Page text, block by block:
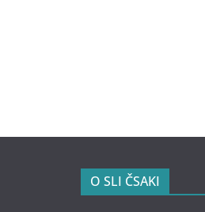
c
i
O SLI ČSAKI